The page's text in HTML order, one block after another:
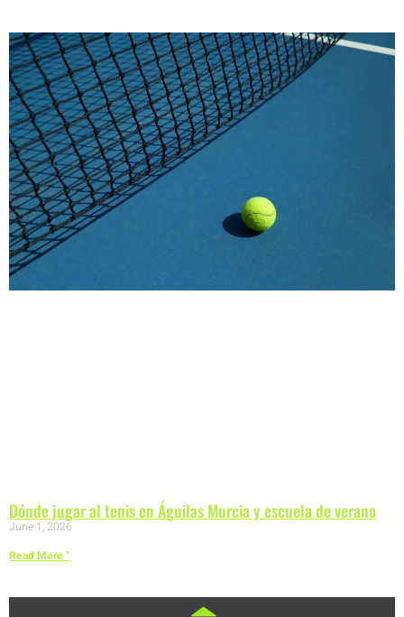
Dónde jugar al tenis en Águilas Murcia y escuela de verano
June 1, 2026
Read More "